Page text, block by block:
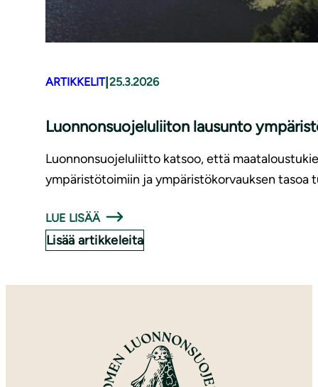
ARTIKKELIT|25.3.2026
Luonnonsuojeluliiton lausunto
Luonnonsuojeluliitto katsoo, että
ympäristötoimiin ja ympäristökorvauksen tasoa
LUE LISÄÄ
Lisää artikkeleita